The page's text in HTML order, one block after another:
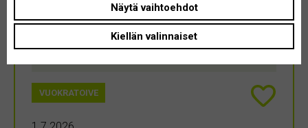
VUOKRATOIVE
Näytä vaihtoehdot
Kiellän valinnaiset